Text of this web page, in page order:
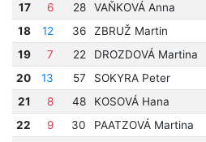
17
6 28 VAŇKOVÁ Anna
18
12 36 ZBRUŽ Martin
19
7 22 DROZDOVÁ Martina
20
13 57 SOKYRA Peter
21
8 48 KOSOVÁ Hana
22
9 30 PAATZOVÁ Martina